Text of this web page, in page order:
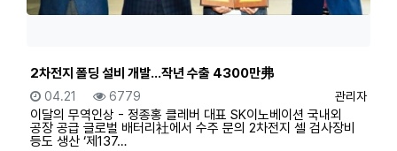
2차전지 폴딩 설비 개발…작년 수출 4300만弗
등록자
관리자
등록일
04.21 조회
6779
이달의 무역인상 - 정종홍 클레버 대표 SK이노베이션 국내외
공장 공급 글로벌 배터리社에서 수주 문의 2차전지 셀 검사장비
등도 생산 ‘제137…